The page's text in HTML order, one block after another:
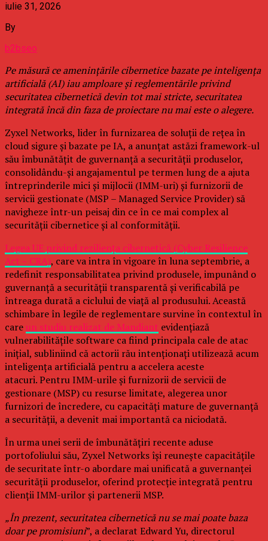
iulie 31, 2026
By
b2bseo
Pe măsură ce amenințările cibernetice bazate pe inteligența
artificială (AI) iau amploare și reglementările privind
securitatea cibernetică devin tot mai stricte, securitatea
integrată încă din faza de proiectare nu mai este o alegere.
Zyxel Networks, lider în furnizarea de soluții de rețea în
cloud sigure și bazate pe IA, a anunțat astăzi framework-ul
său îmbunătățit de guvernanță a securității produselor,
consolidându-și angajamentul pe termen lung de a ajuta
întreprinderile mici și mijlocii (IMM-uri) și furnizorii de
servicii gestionate (MSP – Managed Service Provider) să
navigheze într-un peisaj din ce în ce mai complex al
securității cibernetice și al conformității.
Legea UE privind reziliența cibernetică (Cyber Resilience
Act – CRA), care va intra în vigoare în luna septembrie, a
redefinit responsabilitatea privind produsele, impunând o
guvernanță a securității transparentă și verificabilă pe
întreaga durată a ciclului de viață al produsului. Această
schimbare în legile de reglementare survine în contextul în
careun studiu realizat de Mandiant evidențiază
vulnerabilitățile software ca fiind principala cale de atac
inițial, subliniind că actorii rău intenționați utilizează acum
inteligența artificială pentru a accelera aceste
atacuri. Pentru IMM-urile și furnizorii de servicii de
gestionare (MSP) cu resurse limitate, alegerea unor
furnizori de încredere, cu capacități mature de guvernanță
a securității, a devenit mai importantă ca niciodată.
În urma unei serii de îmbunătățiri recente aduse
portofoliului său, Zyxel Networks își reunește capacitățile
de securitate într-o abordare mai unificată a guvernanței
securității produselor, oferind protecție integrată pentru
clienții IMM-urilor și partenerii MSP.
„În prezent, securitatea cibernetică nu se mai poate baza
doar pe promisiuni”, a declarat Edward Yu, directorul